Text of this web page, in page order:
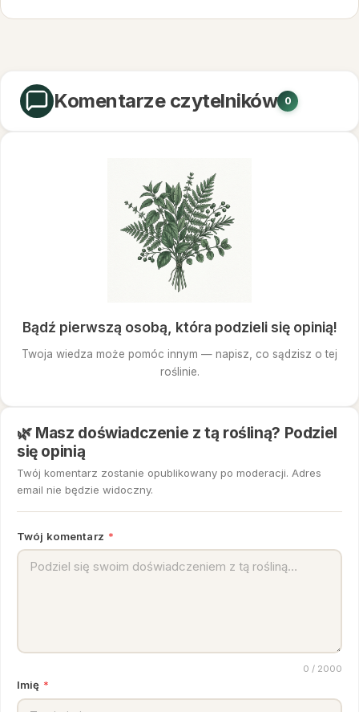
Komentarze czytelników 0
Bądź pierwszą osobą, która podzieli się opinią!
Twoja wiedza może pomóc innym — napisz, co sądzisz o tej
roślinie.
🌿 Masz doświadczenie z tą rośliną? Podziel
się opinią
Twój komentarz zostanie opublikowany po moderacji. Adres
email nie będzie widoczny.
Twój komentarz *
0 / 2000
Imię *